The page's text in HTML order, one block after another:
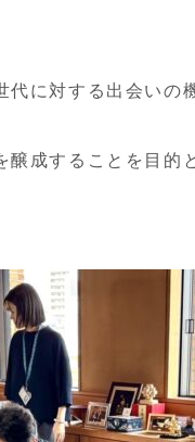
代に対する出会いの
醸成することを目的